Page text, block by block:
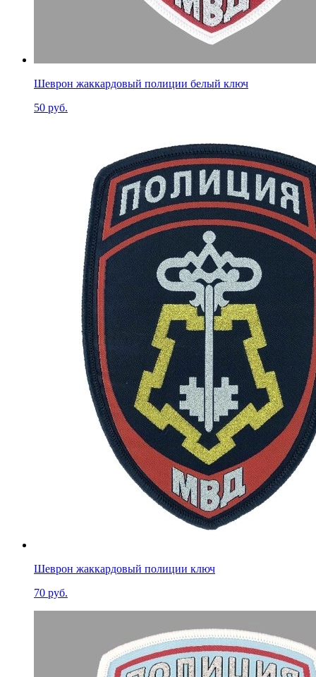
Шеврон жаккардовый полиции белый ключ
50 руб.
Шеврон жаккардовый полиции ключ
70 руб.